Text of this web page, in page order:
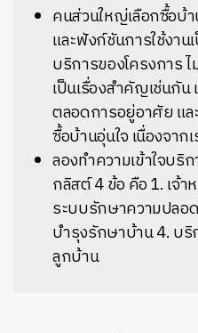
คนส่วนใหญ่เลือกซื้อบ้
และฟังก์ชันการใช้งาน
บริการของโครงการ
เป็นเรื่องสำคัญเช่นกัน
ตลอดการอยู่อาศัย แ
ซื้อบ้านอุ่นใจ เนื่องจาก
ลองทำความเข้าใจบริ
กลิสต์ 4 ข้อ คือ 1. เจ้
ระบบรักษาความปลอ
บำรุงรักษาบ้าน 4. บ
ลูกบ้าน